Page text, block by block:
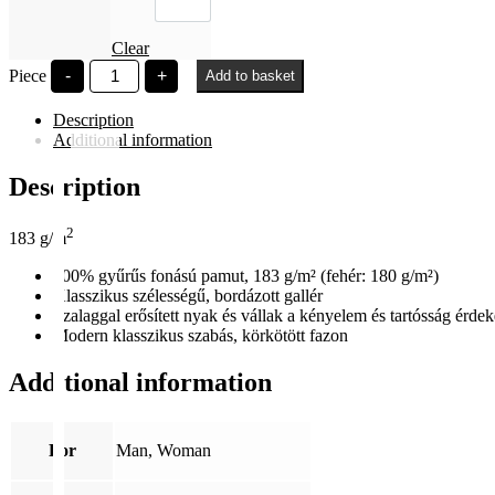
Clear
Piece
-
SZE
Polaroid
quantity
+ Add to basket
Description
Additional information
Description
183 g/m2
100% gyűrűs fonású pamut, 183 g/m² (fehér: 180 g/m²)
Klasszikus szélességű, bordázott gallér
Szalaggal erősített nyak és vállak a kényelem és tartósság
Modern klasszikus szabás, körkötött fazon
Additional information
For Man, Woman